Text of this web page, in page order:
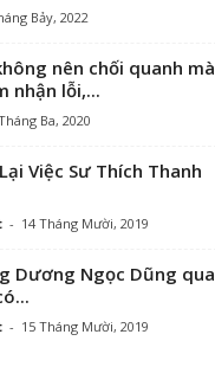
Bảy, 2022
nên chối quanh mà
nhận lỗi,...
Ba, 2020
Việc Sư Thích Thanh
- 14 Tháng Mười, 2019
Dương Ngọc Dũng qua
- 15 Tháng Mười, 2019